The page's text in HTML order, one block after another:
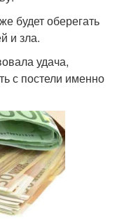
будет оберегать
и зла.
удача,
с постели именно